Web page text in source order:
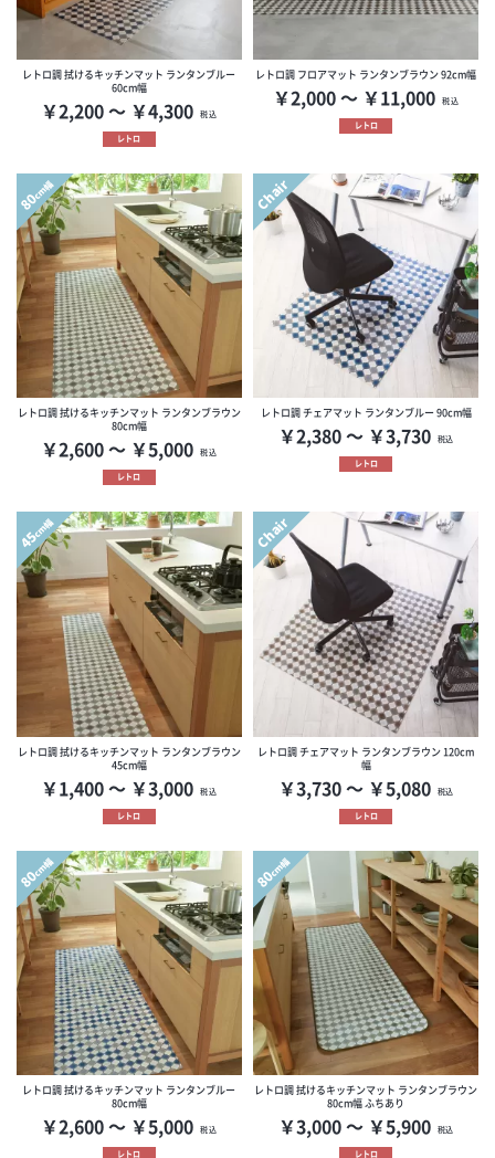
レトロ調 拭けるキッチンマット ランタンブルー
60cm幅
￥2,200 ～ ￥4,300 税込
レトロ
レトロ調 フロアマット ランタンブラウン 92cm幅
￥2,000 ～ ￥11,000 税込
レトロ
80cm幅
レトロ調 拭けるキッチンマット ランタンブラウン
80cm幅
￥2,600 ～ ￥5,000 税込
レトロ
Chair
レトロ調 チェアマット ランタンブルー 90cm幅
￥2,380 ～ ￥3,730 税込
レトロ
45cm幅
レトロ調 拭けるキッチンマット ランタンブラウン
45cm幅
￥1,400 ～ ￥3,000 税込
レトロ
Chair
レトロ調 チェアマット ランタンブラウン 120cm
幅
￥3,730 ～ ￥5,080 税込
レトロ
80cm幅
レトロ調 拭けるキッチンマット ランタンブルー
80cm幅
￥2,600 ～ ￥5,000 税込
レトロ
80cm幅
レトロ調 拭けるキッチンマット ランタンブラウン
80cm幅 ふちあり
￥3,000 ～ ￥5,900 税込
レトロ